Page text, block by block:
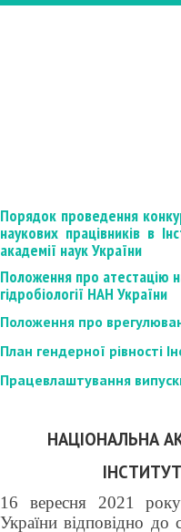
Порядок проведення
наукових працівників в
академії наук України
Положення про атестацію
гідробіології НАН України
Положення про
План гендерної рівності
Працевлаштування
НАЦІОНАЛЬНА
16 вересня 2021
України відповідно